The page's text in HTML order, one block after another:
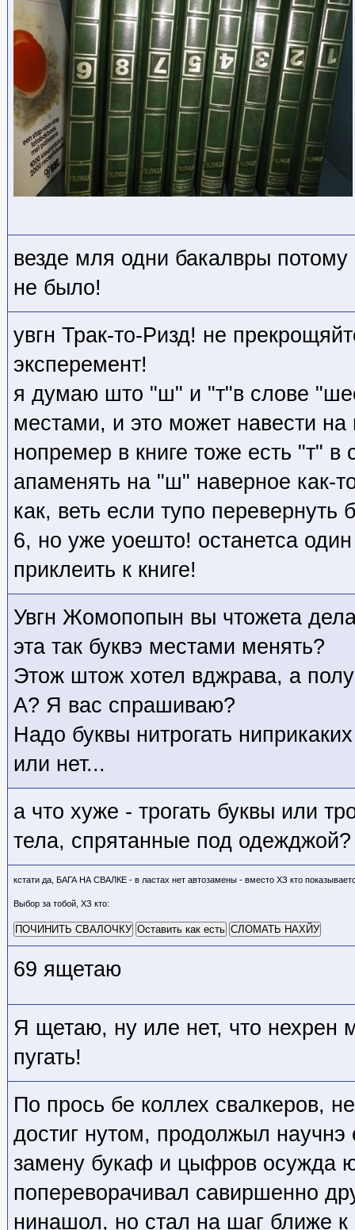
везде мля одни бакалвры
не было!
увгн Трак-то-Ризд! не
эксперемент!
я думаю што "ш" и "т"в слове
местами, и это может навести
нопремер в книге тоже есть "т"
апаменять на "ш" наверное как-
как, веть если тупо перевернуть
6, но уже уоешто! останетса
приклеить к книге!
Увгн Жомопопын вы чтожета
эта так буквэ местами менять?
Этож штож хотел вджрава, а
А? Я вас спрашиваю?
Надо буквы нитрогать
или нет...
а что хуже - трогать буквы или
тела, спрятанные под одежджой?
кстати да, БАГА НА СВАЛКЕ - в ластах нет автозамены - вместо ХЗ кто
Выбор за тобой, ХЗ кто:
ПОЧИНИТЬ СВАЛОЧКУ Оставить как есть СЛОМАТЬ НАХЙУ
69 ящетаю
Я щетаю, ну иле нет, что нехрен
пугать!
По прось бе коллех свалкеров,
достиг нутом, продолжыл научнэ
замену букаф и цыфров осужда
попереворачивал савиршенно
нинашол, но стал на шаг ближе